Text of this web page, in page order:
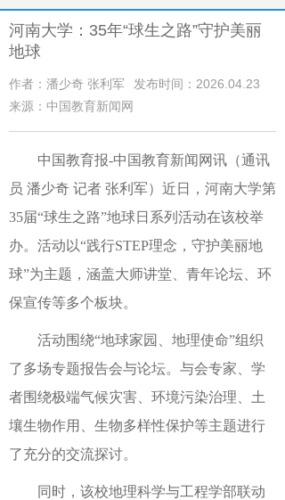
河南大学：35年“球生之路”守护美丽
地球
作者：潘少奇 张利军
发布时间：2026.04.23
来源：中国教育新闻网
中国教育报-中国教育新闻网讯（通讯
员 潘少奇 记者 张利军） 近日，河南大学第
35届“球生之路”地球日系列活动在该校举
办。活动以“践行STEP理念，守护美丽地
球”为主题，涵盖大师讲堂、青年论坛、环
保宣传等多个板块。
活动围绕“地球家园、地理使命”组织
了多场专题报告会与论坛。与会专家、学
者围绕极端气候灾害、环境污染治理、土
壤生物作用、生物多样性保护等主题进行
了充分的交流探讨。
同时，该校地理科学与工程学部联动